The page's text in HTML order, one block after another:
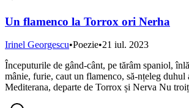
Un flamenco la Torrox ori Nerha
Irinel Georgescu•Poezie•21 iul. 2023
Începuturile de gând-cânt, pe tărâm spaniol,
mânie, furie, caut un flamenco, să-nțeleg duhul
Mediterana, departe de Torrox și Nerva Nu